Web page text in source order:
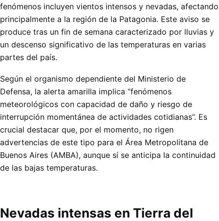
fenómenos incluyen vientos intensos y nevadas, afectando
principalmente a la región de la Patagonia. Este aviso se
produce tras un fin de semana caracterizado por lluvias y
un descenso significativo de las temperaturas en varias
partes del país.
Según el organismo dependiente del Ministerio de
Defensa, la alerta amarilla implica “fenómenos
meteorológicos con capacidad de daño y riesgo de
interrupción momentánea de actividades cotidianas”. Es
crucial destacar que, por el momento, no rigen
advertencias de este tipo para el Área Metropolitana de
Buenos Aires (AMBA), aunque sí se anticipa la continuidad
de las bajas temperaturas.
Nevadas intensas en Tierra del